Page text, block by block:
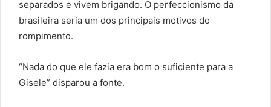
separados e vivem brigando. O perfeccionismo da
brasileira seria um dos principais motivos do
rompimento.
“Nada do que ele fazia era bom o suficiente para a
Gisele” disparou a fonte.